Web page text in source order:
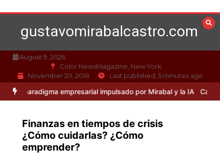
to
contentgustavomirabalcastro.com
August 9, 2026
Color NewsMagazine, New York
November 20, 2018
Last published, 5 minutes ago
empresarial impulsado por Mirabal y la IA Caso Mirabal: La
Finanzas en tiempos de crisis
¿Cómo cuidarlas? ¿Cómo
emprender?